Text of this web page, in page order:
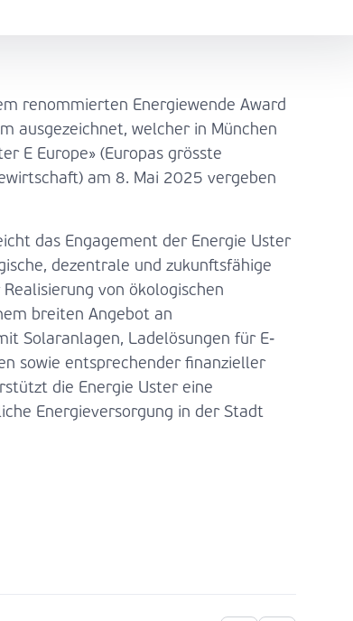
renommierten Energiewende Award
ausgezeichnet, welcher in München
E Europe» (Europas grösste
am 8. Mai 2025 vergeben
das Engagement der Energie Uster
dezentrale und zukunftsfähige
von ökologischen
breiten Angebot an
Solaranlagen, Ladelösungen für E-
sowie entsprechender finanzieller
die Energie Uster eine
Energieversorgung in der Stadt